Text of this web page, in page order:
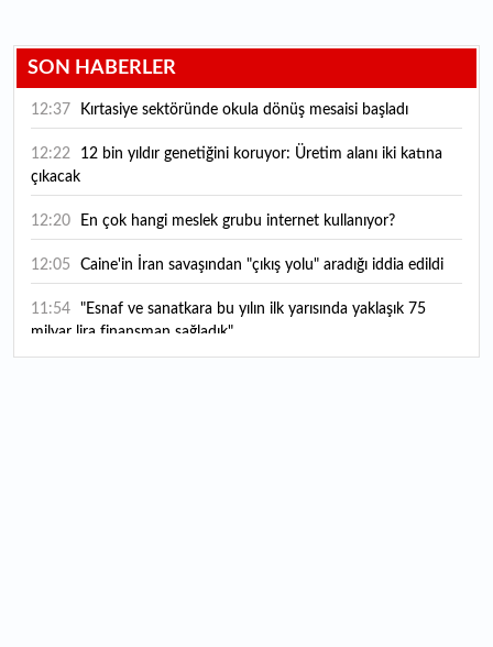
SON HABERLER
12:37 Kırtasiye sektöründe okula dönüş mesaisi başladı
12:22
çıkacak
12:20 En çok hangi meslek grubu internet kullanıyor?
12:05 Caine'in İran savaşından "çıkış yolu" aradığı iddia edildi
11:54
milyar lira finansman sağladık"